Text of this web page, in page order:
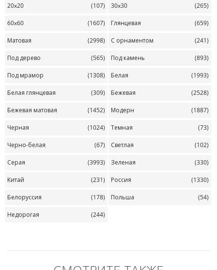
20x20 (107) 30x30 (265)
60x60 (1607) Глянцевая (659)
Матовая (2998) С орнаментом (241)
Под дерево (565) Под камень (893)
Под мрамор (1308) Белая (1993)
Белая глянцевая (309) Бежевая (2528)
Бежевая матовая (1452) Модерн (1887)
Черная (1024) Темная (73)
Черно-белая (67) Светлая (102)
Серая (3993) Зеленая (330)
Китай (231) Россия (1330)
Белоруссия (178) Польша (54)
Недорогая (244)